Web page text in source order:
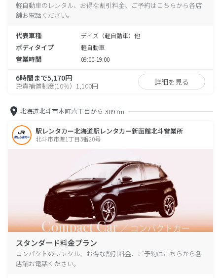
軽自動車のレンタル、お得な割引料金、ご予約はこちらから各店
舗お電話ください。
代表車種 デイズ（軽自動車）他
ボディタイプ 軽自動車
営業時間 09:00-19:00
6時間まで5,170円
免責補償制度(10％）1,100円 詳細を見る
北海道北斗市本町六丁目から 3097m
駅レンタカー北海道駅レンタカー新函館北斗営業所
北斗市市渡1丁目3番20号
スタンダード料金プラン
コンパクトのレンタル、お得な割引料金、ご予約はこちらから各
店舗お電話ください。